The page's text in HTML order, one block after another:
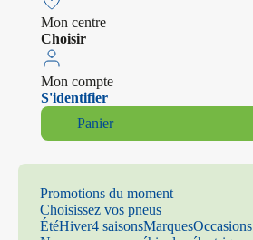
Mon centre
Choisir
Mon compte
S'identifier
Panier
Promotions du moment
Choisissez vos pneus
ÉtéHiver4 saisonsMarquesOccasions